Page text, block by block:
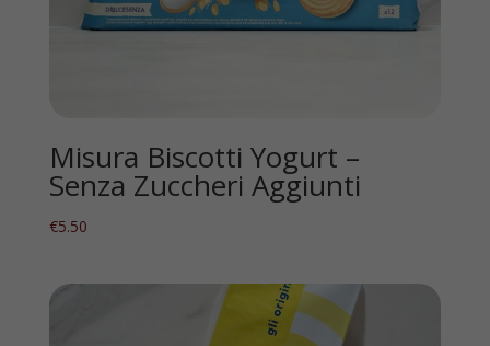
Misura Biscotti Yogurt –
Senza Zuccheri Aggiunti
€5.50